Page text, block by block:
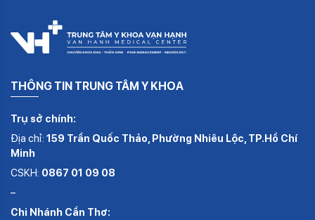
THÔNG TIN TRUNG TÂM Y KHOA
Trụ sở chính:
Địa chỉ: 159 Trần Quốc Thảo, Phường Nhiêu Lộc, TP.Hồ Chí
Minh
CSKH: 0867 01 09 08
–
Chi Nhánh Cần Thơ: